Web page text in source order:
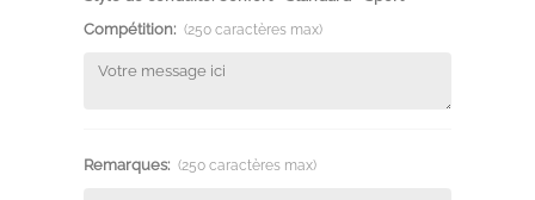
Compétition: (250 caractères max)
Remarques: (250 caractères max)